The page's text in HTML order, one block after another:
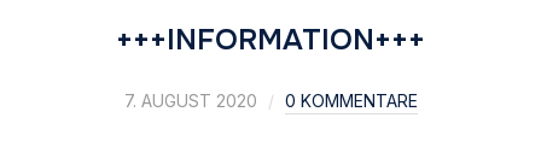
+++INFORMATION+++
7. AUGUST 2020 0 KOMMENTARE